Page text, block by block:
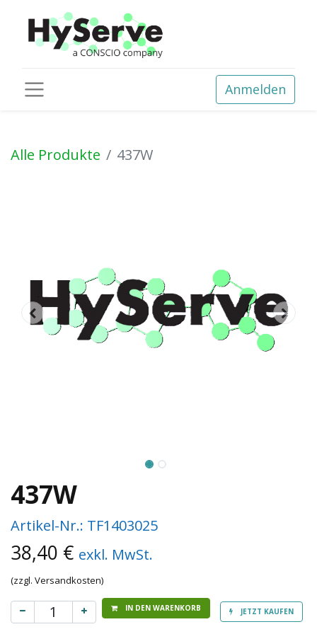
Anmelden
Alle Produkte 437W
437W
Artikel-Nr.: TF1403025
38,40 € exkl. MwSt.
(zzgl. Versandkosten)
IN DEN WARENKORB JETZT KAUFEN